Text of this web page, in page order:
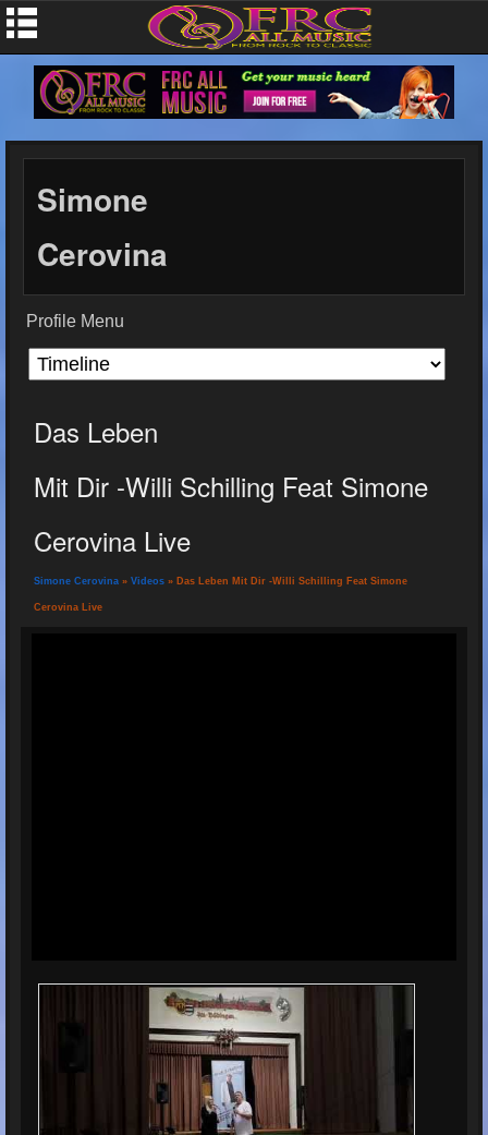
Simone
Cerovina
Profile Menu
Das Leben
Mit Dir -Willi Schilling Feat Simone
Cerovina Live
Simone Cerovina » Videos » Das Leben Mit Dir -Willi Schilling Feat Simone
Cerovina Live